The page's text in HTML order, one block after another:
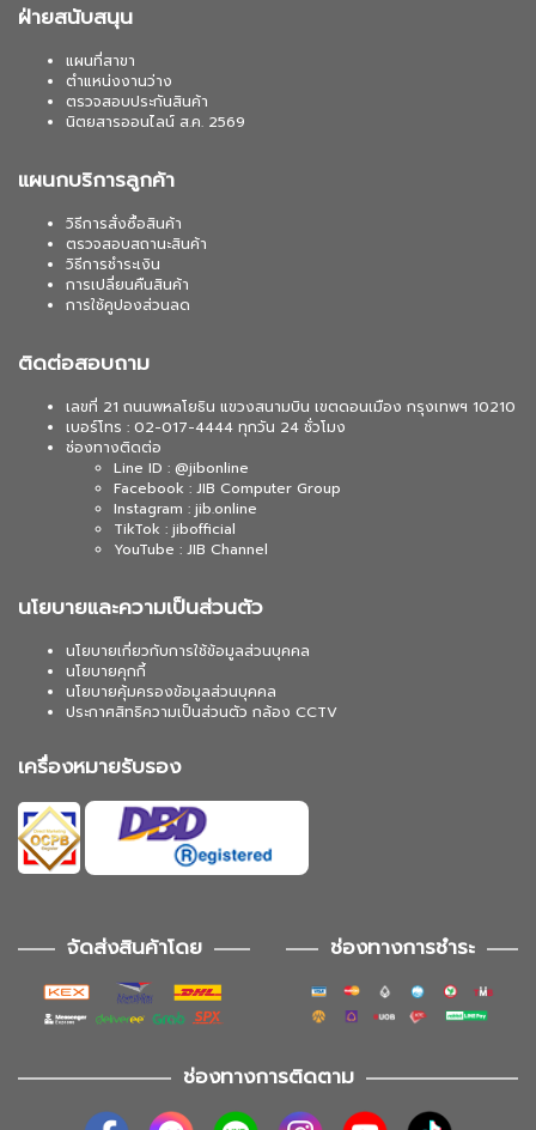
ฝ่ายสนับสนุน
แผนที่สาขา
ตำแหน่งงานว่าง
ตรวจสอบประกันสินค้า
นิตยสารออนไลน์ ส.ค. 2569
แผนกบริการลูกค้า
วิธีการสั่งซื้อสินค้า
ตรวจสอบสถานะสินค้า
วิธีการชำระเงิน
การเปลี่ยนคืนสินค้า
การใช้คูปองส่วนลด
ติดต่อสอบถาม
เลขที่ 21 ถนนพหลโยธิน แขวงสนามบิน เขตดอนเมือง กรุงเทพฯ 10210
เบอร์โทร : 02-017-4444 ทุกวัน 24 ชั่วโมง
ช่องทางติดต่อ
Line ID : @jibonline
Facebook : JIB Computer Group
Instagram : jib.online
TikTok : jibofficial
YouTube : JIB Channel
นโยบายและความเป็นส่วนตัว
นโยบายเกี่ยวกับการใช้ข้อมูลส่วนบุคคล
นโยบายคุกกี้
นโยบายคุ้มครองข้อมูลส่วนบุคคล
ประกาศสิทธิความเป็นส่วนตัว กล้อง CCTV
เครื่องหมายรับรอง
จัดส่งสินค้าโดย ช่องทางการชำระ
ช่องทางการติดตาม